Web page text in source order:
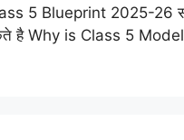
5 Blueprint 2025-26
है Why is Class 5